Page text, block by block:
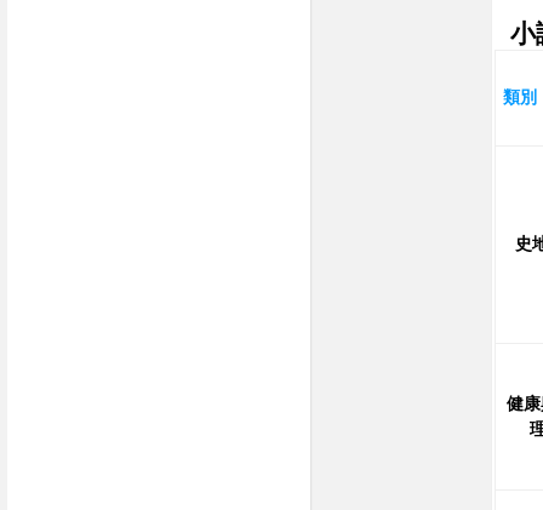
小
類別
史
健